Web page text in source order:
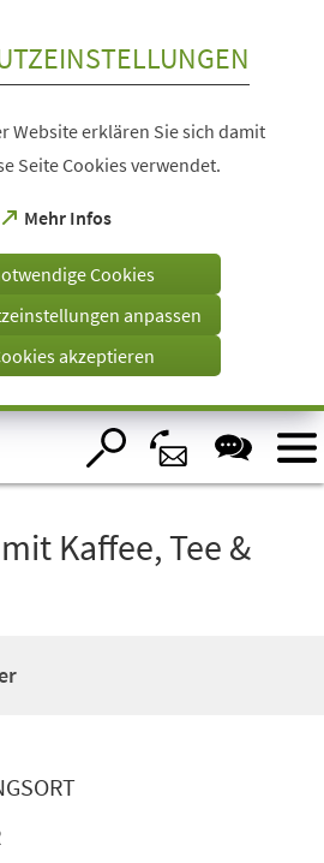
Website erklären Sie sich damit
Seite Cookies verwendet.
Mehr Infos
(Öffnet
einem
Tab)
Cookies
anpassen
akzeptieren
Kaffee, Tee &